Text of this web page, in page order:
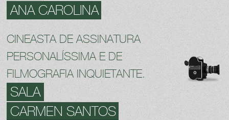
ANA CAROLINA
CINEASTA DE ASSINATURA
PERSONALÍSSIMA E DE
FILMOGRAFIA INQUIETANTE.
SALA
CARMEN SANTOS